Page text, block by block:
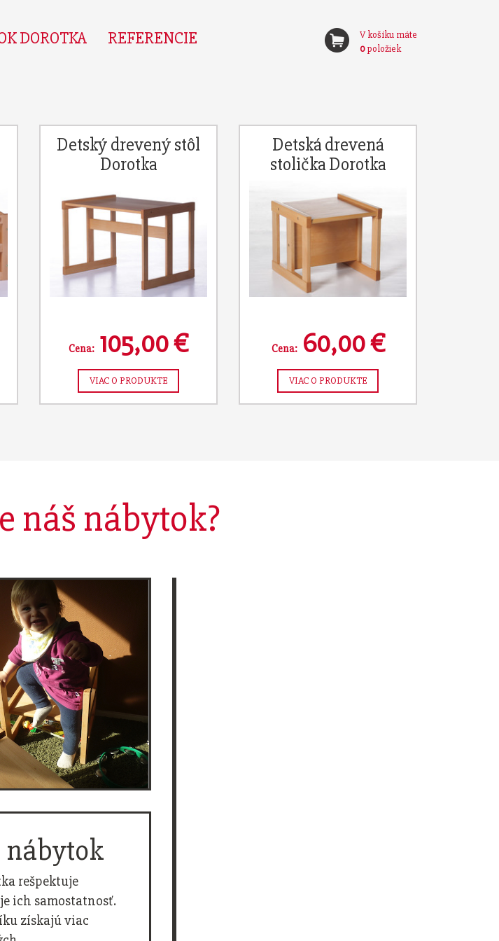
V košíku máte
0položiek
DOROTKA REFERENCIE
Detský drevený stôl
Dorotka
Cena: 105,00 €
VIAC O PRODUKTE
Detská drevená
stolička Dorotka
Cena: 60,00 €
VIAC O PRODUKTE
náš nábytok?
rešpektuje
ich samostatnosť.
získajú viac